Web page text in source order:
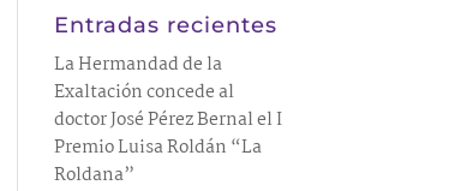
Entradas recientes
La Hermandad de la
Exaltación concede al
doctor José Pérez Bernal el I
Premio Luisa Roldán “La
Roldana”